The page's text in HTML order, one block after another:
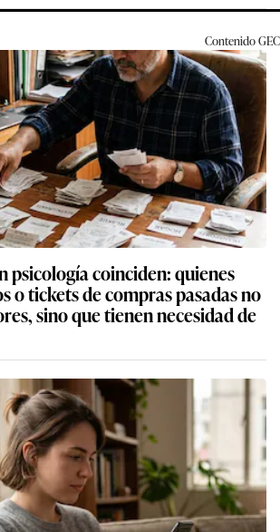
ContenidoGEC
psicología coinciden: quienes
o tickets de compras pasadas no
sino que tienen necesidad de